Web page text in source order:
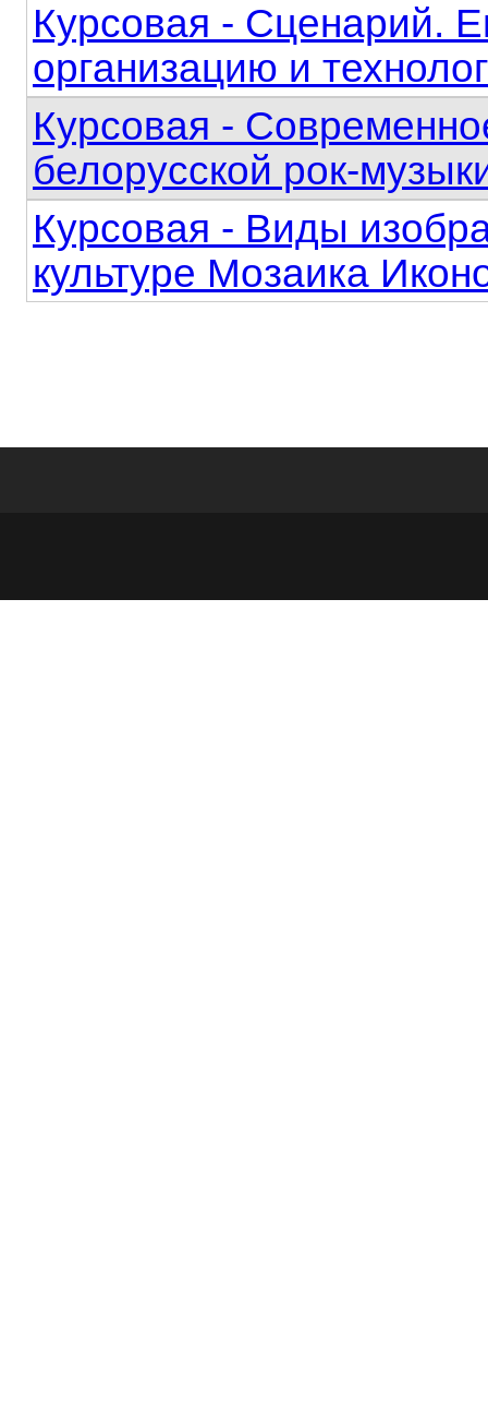
Курсовая - Сценарий.
организацию и
Курсовая -
белорусской рок-
Курсовая - Виды
культуре Мозаика